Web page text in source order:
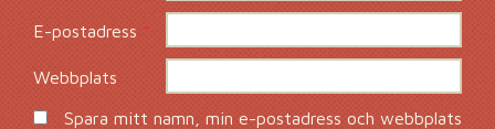
E-postadress*
Webbplats
Spara mitt namn, min e-postadress och webbplats